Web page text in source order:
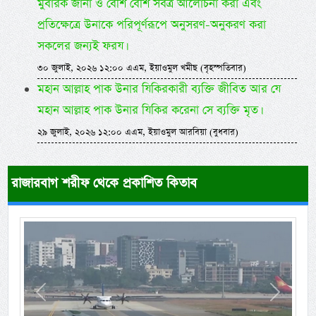
মুবারক জানা ও বেশি বেশি সর্বত্র আলোচনা করা এবং
প্রতিক্ষেত্রে উনাকে পরিপূর্ণরূপে অনুসরণ-অনুকরণ করা
সকলের জন্যই ফরয।
৩০ জুলাই, ২০২৬ ১২:০০ এএম, ইয়াওমুল খমীছ (বৃহস্পতিবার)
মহান আল্লাহ পাক উনার যিকিরকারী ব্যক্তি জীবিত আর যে
মহান আল্লাহ পাক উনার যিকির করেনা সে ব্যক্তি মৃত।
২৯ জুলাই, ২০২৬ ১২:০০ এএম, ইয়াওমুল আরবিয়া (বুধবার)
রাজারবাগ শরীফ থেকে প্রকাশিত কিতাব
Previous Next